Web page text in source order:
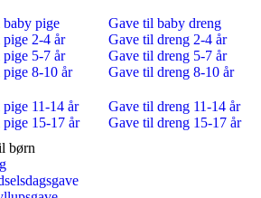
pige
2-4 år
5-7 år
8-10 år
11-14 år
15-17 år
Gave til baby dreng
Gave til dreng 2-4 år
Gave til dreng 5-7 år
Gave til dreng 8-10 år
Gave til dreng 11-14 år
Gave til dreng 15-17 år